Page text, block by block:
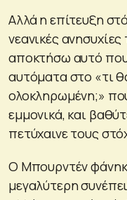
Αλλά η επίτευξη
νεανικές
αποκτήσω αυτό
αυτόματα στο «τι
ολοκληρωμένη;»
εμμονικά, και
πετύχαινε τους
Ο Μπουρντέν
μεγαλύτερη